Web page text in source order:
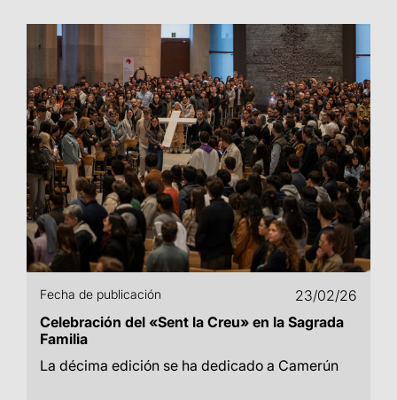
Fecha de publicación
23/02/26
Celebración del «Sent la Creu» en la Sagrada
Familia
La décima edición se ha dedicado a Camerún